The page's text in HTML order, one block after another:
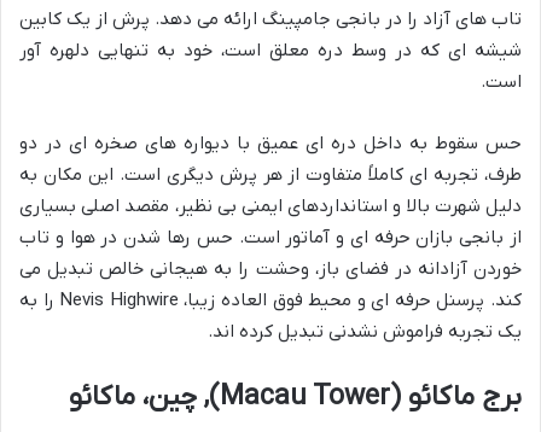
تاب های آزاد را در بانجی جامپینگ ارائه می دهد. پرش از یک کابین
شیشه ای که در وسط دره معلق است، خود به تنهایی دلهره آور
است.
حس سقوط به داخل دره ای عمیق با دیواره های صخره ای در دو
طرف، تجربه ای کاملاً متفاوت از هر پرش دیگری است. این مکان به
دلیل شهرت بالا و استانداردهای ایمنی بی نظیر، مقصد اصلی بسیاری
از بانجی بازان حرفه ای و آماتور است. حس رها شدن در هوا و تاب
خوردن آزادانه در فضای باز، وحشت را به هیجانی خالص تبدیل می
کند. پرسنل حرفه ای و محیط فوق العاده زیبا، Nevis Highwire را به
یک تجربه فراموش نشدنی تبدیل کرده اند.
برج ماکائو (Macau Tower), چین، ماکائو